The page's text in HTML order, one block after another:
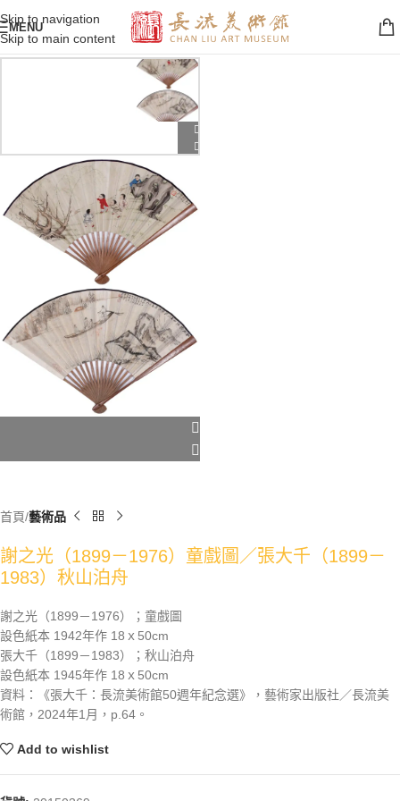
Skip to navigation
Skip to main content
MENU
首頁 藝術品
謝之光（1899－1976）童戲圖／張大千（1899－
1983）秋山泊舟
謝之光（1899－1976）；童戲圖
設色紙本 1942年作 18ｘ50cm
張大千（1899－1983）；秋山泊舟
設色紙本 1945年作 18ｘ50cm
資料：《張大千：長流美術館50週年紀念選》，藝術家出版社／長流美
術館，2024年1月，p.64。
Add to wishlist